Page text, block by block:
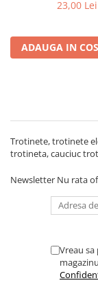
23,00 Lei
ADAUGA IN COS
Trotinete, trotinete
trotineta, cauciuc
Newsletter Nu rata
Vreau